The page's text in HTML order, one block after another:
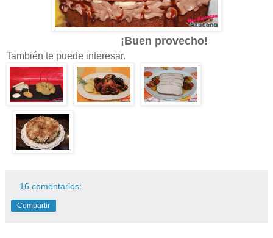
¡Buen provecho!
También te puede interesar.
16 comentarios:
Compartir